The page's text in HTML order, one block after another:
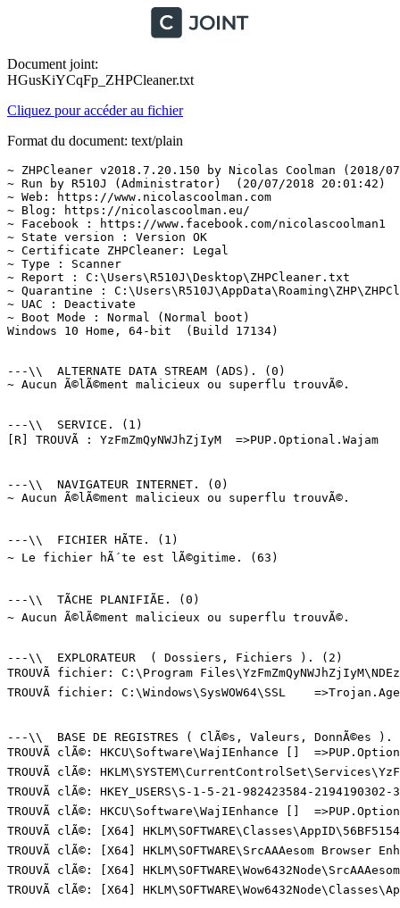
Document joint:
HGusKiYCqFp_ZHPCleaner.txt
Cliquez pour accéder au fichier
Format du document: text/plain
~ ZHPCleaner v2018.7.20.150 by Nicolas Coolman (2018/
~ Run by R510J (Administrator)  (20/07/2018 20:01:42)
~ Web: https://www.nicolascoolman.com
~ Blog: https://nicolascoolman.eu/
~ Facebook : https://www.facebook.com/nicolascoolman1
~ State version : Version OK
~ Certificate ZHPCleaner: Legal
~ Type : Scanner
~ Report : C:\Users\R510J\Desktop\ZHPCleaner.txt
~ Quarantine :
~ UAC : Deactivate
~ Boot Mode : Normal (Normal boot)
Windows 10 Home, 64-bit  (Build 17134)
---\\  ALTERNATE DATA STREAM (ADS). (0)
~ Aucun Ã©lÃ©ment malicieux ou superflu trouvÃ©.
---\\  SERVICE. (1)
[R] TROUVÃ : YzFmZmQyNWJhZjIyM  =>PUP.Optional.Wajam
---\\  NAVIGATEUR INTERNET. (0)
~ Aucun Ã©lÃ©ment malicieux ou superflu trouvÃ©.
---\\  FICHIER HÃTE. (1)
~ Le fichier hÃ´te est lÃ©gitime. (63)
---\\  TÃCHE PLANIFIÃE. (0)
~ Aucun Ã©lÃ©ment malicieux ou superflu trouvÃ©.
---\\  EXPLORATEUR  ( Dossiers, Fichiers ). (2)
TROUVÃ fichier: C:\Program
TROUVÃ fichier: C:\Windows\SysWOW64\SSL
---\\  BASE DE REGISTRES ( ClÃ©s, Valeurs, DonnÃ©es
TROUVÃ clÃ©: HKCU\Software\WajIEnhance []
TROUVÃ clÃ©:
TROUVÃ clÃ©: HKEY_USERS\S-1-5-21-982423584-
TROUVÃ clÃ©: HKCU\Software\WajIEnhance []
TROUVÃ clÃ©: [X64]
TROUVÃ clÃ©: [X64] HKLM\SOFTWARE\SrcAAAesom
TROUVÃ clÃ©: [X64]
TROUVÃ clÃ©: [X64]